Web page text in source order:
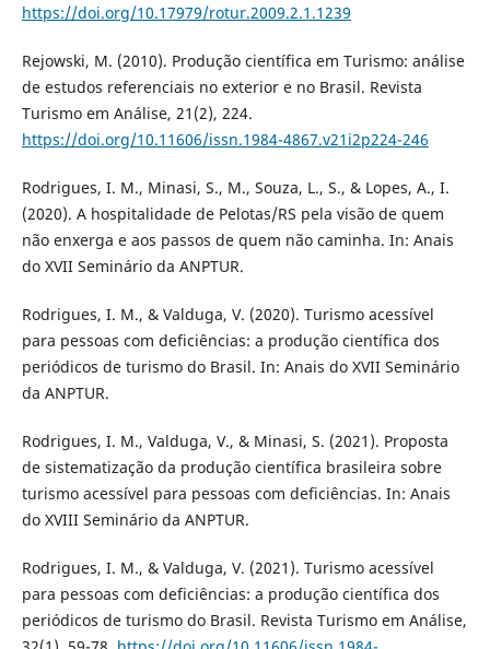
https://doi.org/10.17979/rotur.2009.2.1.1239
Rejowski, M. (2010). Produção científica em Turismo: análise
de estudos referenciais no exterior e no Brasil. Revista
Turismo em Análise, 21(2), 224.
https://doi.org/10.11606/issn.1984-4867.v21i2p224-246
Rodrigues, I. M., Minasi, S., M., Souza, L., S., & Lopes, A., I.
(2020). A hospitalidade de Pelotas/RS pela visão de quem
não enxerga e aos passos de quem não caminha. In: Anais
do XVII Seminário da ANPTUR.
Rodrigues, I. M., & Valduga, V. (2020). Turismo acessível
para pessoas com deficiências: a produção científica dos
periódicos de turismo do Brasil. In: Anais do XVII Seminário
da ANPTUR.
Rodrigues, I. M., Valduga, V., & Minasi, S. (2021). Proposta
de sistematização da produção científica brasileira sobre
turismo acessível para pessoas com deficiências. In: Anais
do XVIII Seminário da ANPTUR.
Rodrigues, I. M., & Valduga, V. (2021). Turismo acessível
para pessoas com deficiências: a produção científica dos
periódicos de turismo do Brasil. Revista Turismo em Análise,